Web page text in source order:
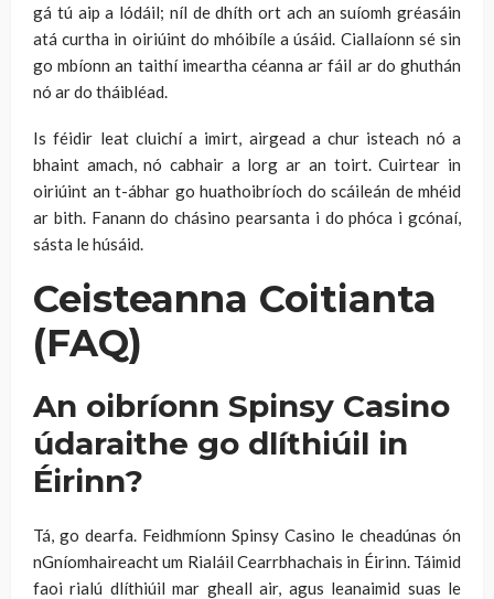
gá tú aip a lódáil; níl de dhíth ort ach an suíomh gréasáin
atá curtha in oiriúint do mhóibíle a úsáid. Ciallaíonn sé sin
go mbíonn an taithí imeartha céanna ar fáil ar do ghuthán
nó ar do tháibléad.
Is féidir leat cluichí a imirt, airgead a chur isteach nó a
bhaint amach, nó cabhair a lorg ar an toirt. Cuirtear in
oiriúint an t-ábhar go huathoibríoch do scáileán de mhéid
ar bith. Fanann do chásino pearsanta i do phóca i gcónaí,
sásta le húsáid.
Ceisteanna Coitianta
(FAQ)
An oibríonn Spinsy Casino
údaraithe go dlíthiúil in
Éirinn?
Tá, go dearfa. Feidhmíonn Spinsy Casino le cheadúnas ón
nGníomhaireacht um Rialáil Cearrbhachais in Éirinn. Táimid
faoi rialú dlíthiúil mar gheall air, agus leanaimid suas le